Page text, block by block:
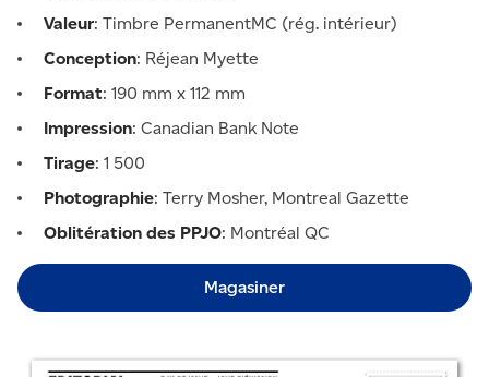
Valeur: Timbre PermanentMC (rég. intérieur)
Conception: Réjean Myette
Format: 190 mm x 112 mm
Impression: Canadian Bank Note
Tirage: 1 500
Photographie: Terry Mosher, Montreal Gazette
Oblitération des PPJO: Montréal QC
Magasiner